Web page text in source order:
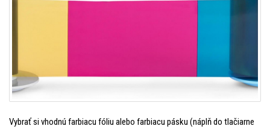
Vybrať si vhodnú farbiacu fóliu alebo farbiacu pásku (náplň do tlačiarne